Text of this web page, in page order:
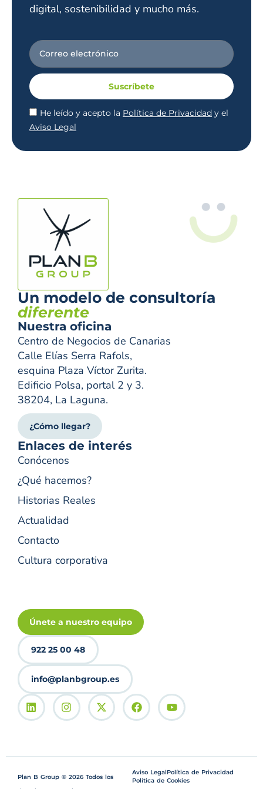
digital, sostenibilidad y mucho más.
He leído y acepto la Política de Privacidad y el
Aviso Legal
Suscríbete
Un modelo de consultoría
diferente
Nuestra oficina
Centro de Negocios de Canarias
Calle Elías Serra Rafols,
esquina Plaza Víctor Zurita.
Edificio Polsa, portal 2 y 3.
38204, La Laguna.
¿Cómo llegar?
Enlaces de interés
Conócenos
¿Qué hacemos?
Historias Reales
Actualidad
Contacto
Cultura corporativa
Únete a nuestro equipo
922 25 00 48
info@planbgroup.es
Plan B Group © 2026 Todos los
Aviso LegalPolítica de Privacidad
Política de Cookies